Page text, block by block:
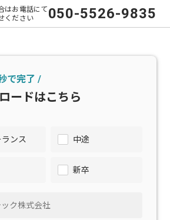
はお電話にて
ください
050-5526-9835
で完了 /
ードはこちら
ンス 中途
新卒